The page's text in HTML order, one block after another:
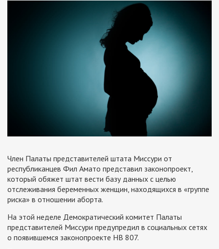
Член Палаты представителей штата Миссури от
республиканцев Фил Амато представил законопроект,
который обяжет штат вести базу данных с целью
отслеживания беременных женщин, находящихся в «группе
риска» в отношении аборта.
На этой неделе Демократический комитет Палаты
представителей Миссури предупредил в социальных сетях
о появившемся законопроекте HB 807.